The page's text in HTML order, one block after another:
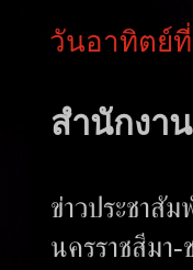
วันอาทิตย์
สำนักงา
ข่าวประชาสั
นครราชสีมา-